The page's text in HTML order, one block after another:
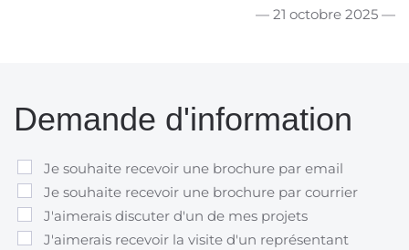
— 21 octobre 2025 —
Demande d'information
Je souhaite recevoir une brochure par email
Je souhaite recevoir une brochure par courrier
J'aimerais discuter d'un de mes projets
J'aimerais recevoir la visite d'un représentant